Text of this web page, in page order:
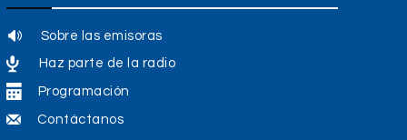
e
l
o
l
Sobre las emisoras
Haz parte de la radio
Programación
Contáctanos